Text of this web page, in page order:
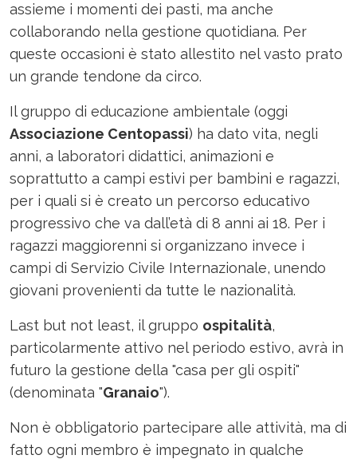
assieme i momenti dei pasti, ma anche
collaborando nella gestione quotidiana. Per
queste occasioni è stato allestito nel vasto prato
un grande tendone da circo.
Il gruppo di educazione ambientale (oggi
Associazione Centopassi) ha dato vita, negli
anni, a laboratori didattici, animazioni e
soprattutto a campi estivi per bambini e ragazzi,
per i quali si è creato un percorso educativo
progressivo che va dall’età di 8 anni ai 18. Per i
ragazzi maggiorenni si organizzano invece i
campi di Servizio Civile Internazionale, unendo
giovani provenienti da tutte le nazionalità.
Last but not least, il gruppo ospitalità,
particolarmente attivo nel periodo estivo, avrà in
futuro la gestione della "casa per gli ospiti"
(denominata "Granaio").
Non è obbligatorio partecipare alle attività, ma di
fatto ogni membro è impegnato in qualche